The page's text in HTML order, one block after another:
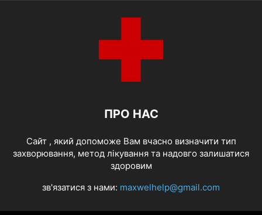
ПРО НАС
Cайт , який допоможе Вам вчасно визначити тип
захворювання, метод лікування та надовго залишатися
здоровим
зв'язатися з нами: maxwelhelp@gmail.com